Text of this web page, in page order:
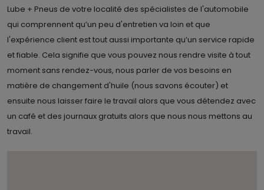
Lube + Pneus de votre localité des spécialistes de l'automobile
qui comprennent qu’un peu d'entretien va loin et que
l'expérience client est tout aussi importante qu’un service rapide
et fiable. Cela signifie que vous pouvez nous rendre visite à tout
moment sans rendez-vous, nous parler de vos besoins en
matière de changement d'huile (nous savons écouter) et
ensuite nous laisser faire le travail alors que vous détendez avec
un café et des journaux gratuits alors que nous nous mettons au
travail.